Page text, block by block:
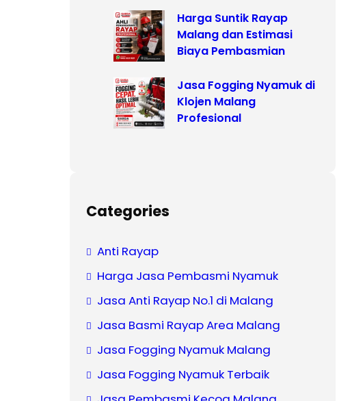
Harga Suntik Rayap
Malang dan Estimasi
Biaya Pembasmian
Jasa Fogging Nyamuk di
Klojen Malang
Profesional
Categories
Anti Rayap
Harga Jasa Pembasmi Nyamuk
Jasa Anti Rayap No.1 di Malang
Jasa Basmi Rayap Area Malang
Jasa Fogging Nyamuk Malang
Jasa Fogging Nyamuk Terbaik